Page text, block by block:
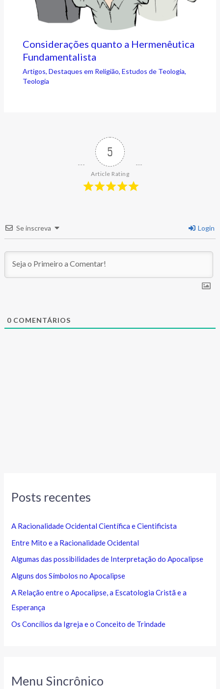
Considerações quanto a Hermenêutica
Fundamentalista
Artigos, Destaques em Religião, Estudos de Teologia,
Teologia
5
Article Rating
Se inscreva Login
0 COMENTÁRIOS
Posts recentes
A Racionalidade Ocidental Científica e Cientificista
Entre Mito e a Racionalidade Ocidental
Algumas das possibilidades de Interpretação do Apocalipse
Alguns dos Símbolos no Apocalipse
A Relação entre o Apocalipse, a Escatologia Cristã e a
Esperança
Os Concílios da Igreja e o Conceito de Trindade
Menu Sincrônico